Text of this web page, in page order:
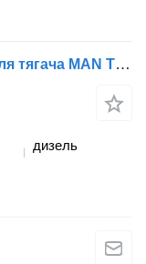
Шланг MAN, WABCO 9121160000 для тягача MAN TGL, TGM, TGS, TGX (2005-2021)
дизель